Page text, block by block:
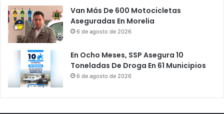
Van Más De 600 Motocicletas
Aseguradas En Morelia
6 de agosto de 2026
En Ocho Meses, SSP Asegura 10
Toneladas De Droga En 61 Municipios
6 de agosto de 2026